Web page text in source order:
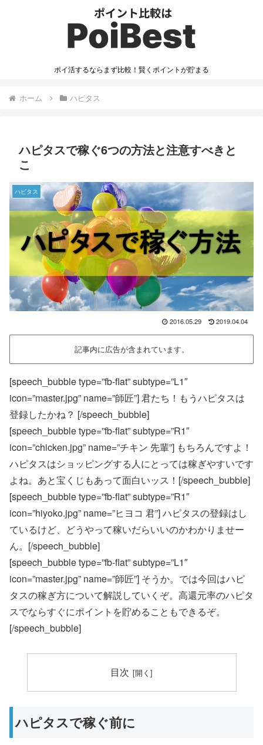
ポイ活するならまず比較！賢くポイントが貯まる
ホーム ハピタス
ハピタスで稼ぐ6つの方法と注意すべきと
こ
ハピタス
2016.05.29 2019.04.04
記事内に広告が含まれています。
[speech_bubble type=”fb-flat” subtype=”L1″
icon=”master.jpg” name=”師匠”] 君たち！もうハピタスは
登録したかね？ [/speech_bubble]
[speech_bubble type=”fb-flat” subtype=”R1″
icon=”chicken.jpg” name=”チキン 先輩”] もちろんですよ！
ハピタスはショッピングする人にとっては稼ぎやすいです
よね。あと宝くじもあって面白いッス！[/speech_bubble]
[speech_bubble type=”fb-flat” subtype=”R1″
icon=”hiyoko.jpg” name=”ヒヨコ 君”] ハピタスの登録はし
ているけど、どうやって稼いだらいいのかわかりませー
ん。[/speech_bubble]
[speech_bubble type=”fb-flat” subtype=”L1″
icon=”master.jpg” name=”師匠”] そうか。では今回はハピ
タスの稼ぎ方について解説していくぞ。高還元率のハピタ
スでならすぐにポイントを貯めることもできるぞ。
[/speech_bubble]
目次
ハピタスで稼ぐ前に